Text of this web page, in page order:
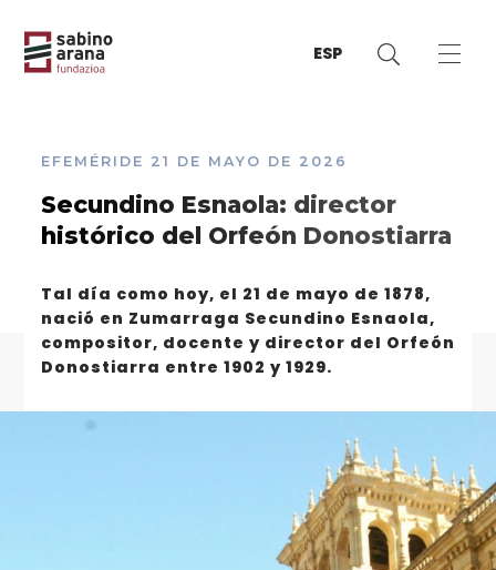
ESP
EFEMÉRIDE 21 DE MAYO DE 2026
Secundino Esnaola: director
histórico del Orfeón Donostiarra
Tal día como hoy, el 21 de mayo de 1878,
nació en Zumarraga Secundino Esnaola,
compositor, docente y director del Orfeón
Donostiarra entre 1902 y 1929.